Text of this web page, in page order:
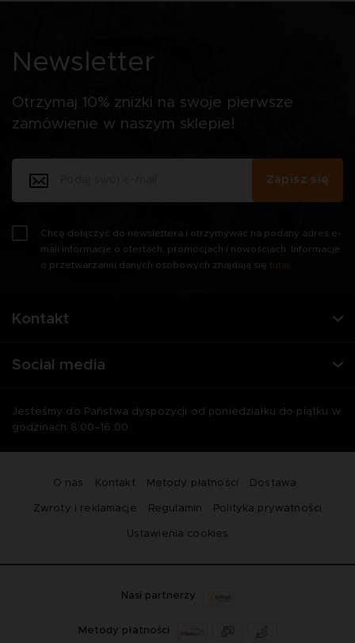
Kontakt
Social media
Jesteśmy do Państwa dyspozycji od poniedziałku do piątku w
godzinach 8:00–16:00
Newsletter
Otrzymaj 10% zniżki na swoje pierwsze
zamówienie w naszym sklepie!
Chcę dołączyć do newslettera i otrzymywać na podany adres e-
mail informacje o ofertach, promocjach i nowościach. Informacje
o przetwarzaniu danych osobowych znajdują się tutaj
Zapisz się
O nas Kontakt Metody płatności Dostawa
Zwroty i reklamacje Regulamin Polityka prywatności
Ustawienia cookies
Nasi partnerzy
Metody płatności